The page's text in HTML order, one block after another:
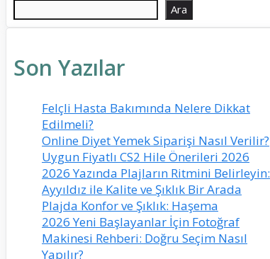
Ara
Son Yazılar
Felçli Hasta Bakımında Nelere Dikkat
Edilmeli?
Online Diyet Yemek Siparişi Nasıl Verilir?
Uygun Fiyatlı CS2 Hile Önerileri 2026
2026 Yazında Plajların Ritmini Belirleyin:
Ayyıldız ile Kalite ve Şıklık Bir Arada
Plajda Konfor ve Şıklık: Haşema
2026 Yeni Başlayanlar İçin Fotoğraf
Makinesi Rehberi: Doğru Seçim Nasıl
Yapılır?